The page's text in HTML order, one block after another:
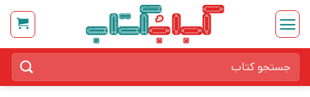
Skip
content
برای: